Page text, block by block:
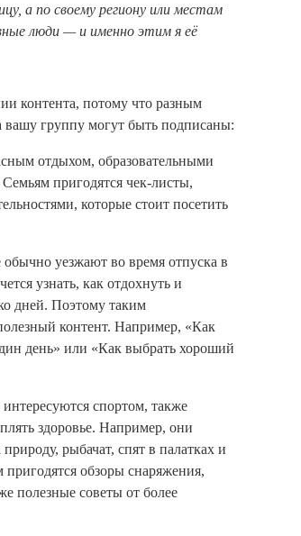
а по своему региону или местам
люди —и именно этим я её
контента, потому что разным
вашу группу могут быть подписаны:
отдыхом, образовательными
пригодятся чек-листы,
которые стоит посетить
уезжают во время отпуска в
узнать, как отдохнуть и
дней. Поэтому таким
контент. Например, «Как
день» или «Как выбрать хороший
спортом, также
здоровье. Например, они
рыбачат, спят в палатках и
обзоры снаряжения,
полезные советы от более